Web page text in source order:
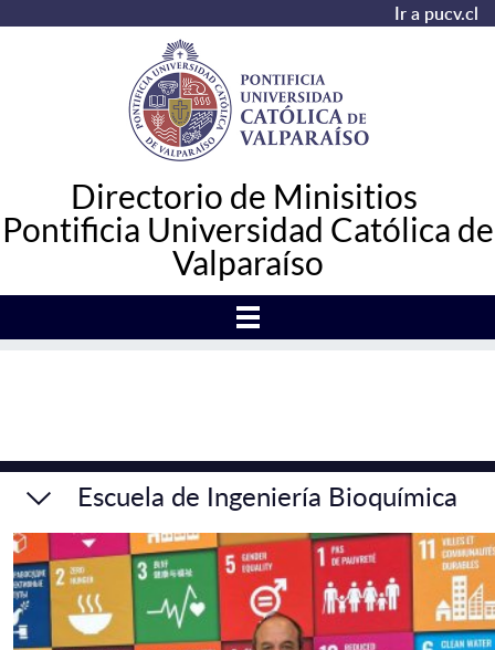
Ir a pucv.cl
Directorio de Minisitios
Pontificia Universidad Católica de
Valparaíso
Escuela de Ingeniería Bioquímica